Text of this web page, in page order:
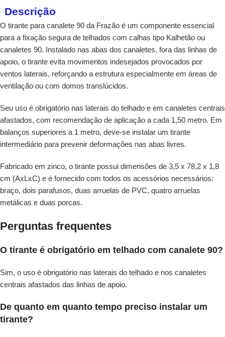
Descrição
O tirante para canalete 90 da Frazão é um componente essencial
para a fixação segura de telhados com calhas tipo Kalhetão ou
canaletes 90. Instalado nas abas dos canaletes, fora das linhas de
apoio, o tirante evita movimentos indesejados provocados por
ventos laterais, reforçando a estrutura especialmente em áreas de
ventilação ou com domos translúcidos.
Seu uso é obrigatório nas laterais do telhado e em canaletes centrais
afastados, com recomendação de aplicação a cada 1,50 metro. Em
balanços superiores a 1 metro, deve-se instalar um tirante
intermediário para prevenir deformações nas abas livres.
Fabricado em zinco, o tirante possui dimensões de 3,5 x 78,2 x 1,8
cm (AxLxC) e é fornecido com todos os acessórios necessários:
braço, dois parafusos, duas arruelas de PVC, quatro arruelas
metálicas e duas porcas.
Perguntas frequentes
O tirante é obrigatório em telhado com canalete 90?
Sim, o uso é obrigatório nas laterais do telhado e nos canaletes
centrais afastados das linhas de apoio.
De quanto em quanto tempo preciso instalar um
tirante?